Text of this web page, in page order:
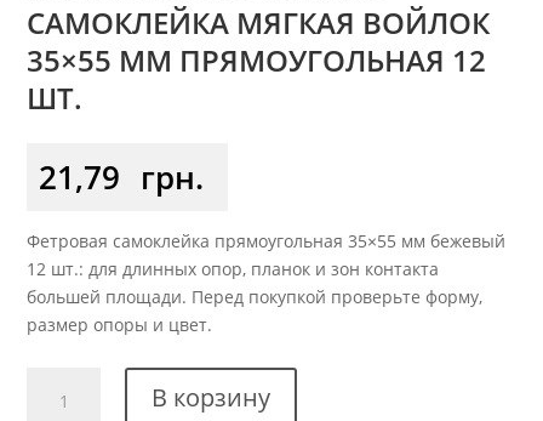
САМОКЛЕЙКА МЯГКАЯ ВОЙЛОК
35×55 ММ ПРЯМОУГОЛЬНАЯ 12
ШТ.
21,79 грн.
Фетровая самоклейка прямоугольная 35×55 мм бежевый
12 шт.: для длинных опор, планок и зон контакта
большей площади. Перед покупкой проверьте форму,
размер опоры и цвет.
товара
В корзину